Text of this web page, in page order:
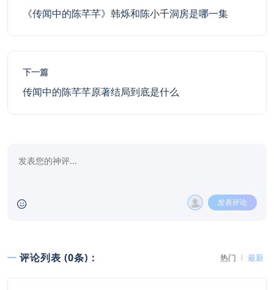
《传闻中的陈芊芊》韩烁和陈小千洞房是哪一集
下一篇
传闻中的陈芊芊原著结局到底是什么
发表评论
评论列表 (0条)： 热门 最新